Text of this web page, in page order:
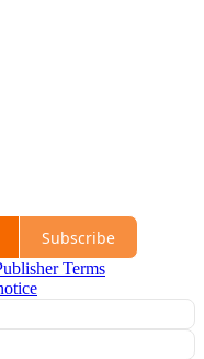
Subscribe
Terms